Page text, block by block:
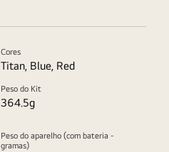
Cores
Titan, Blue, Red
Peso do Kit
364.5g
Peso do aparelho (com bateria -
gramas)